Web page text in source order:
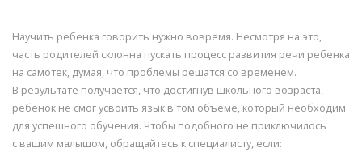
Научить ребенка говорить нужно вовремя. Несмотря на это,
часть родителей склонна пускать процесс развития речи ребенка
на самотек, думая, что проблемы решатся со временем.
В результате получается, что достигнув школьного возраста,
ребенок не смог усвоить язык в том объеме, который необходим
для успешного обучения. Чтобы подобного не приключилось
с вашим малышом, обращайтесь к специалисту, если: